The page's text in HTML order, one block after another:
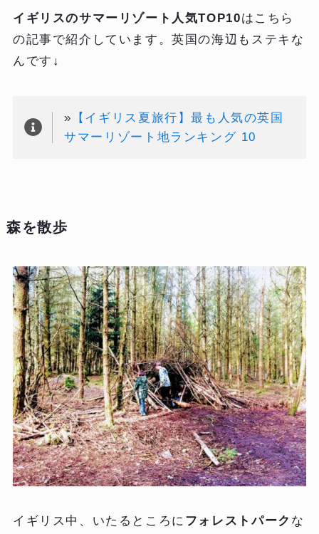
イギリスのサマーリゾート人気TOP10はこちら
の記事で紹介しています。英国の海辺もステキな
んです↓
» 【イギリス夏旅行】最も人気の英国
サマーリゾート地ランキング 10
森を散歩
イギリス中、いたるところに フォレストパーク な